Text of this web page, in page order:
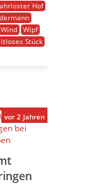
Hof
Wind
Wipf
Stück
vor 2 Jahren